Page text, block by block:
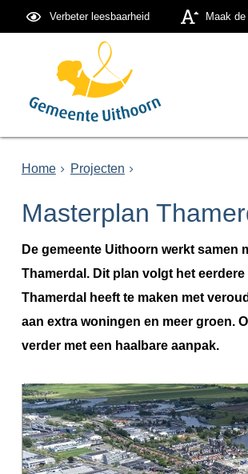
Verbeter leesbaarheid Maak
Home Projecten
Masterplan
De gemeente Uithoorn werkt samen
Thamerdal. Dit plan volgt het
Thamerdal heeft te maken met
aan extra woningen en meer groen.
verder met een haalbare aanpak.